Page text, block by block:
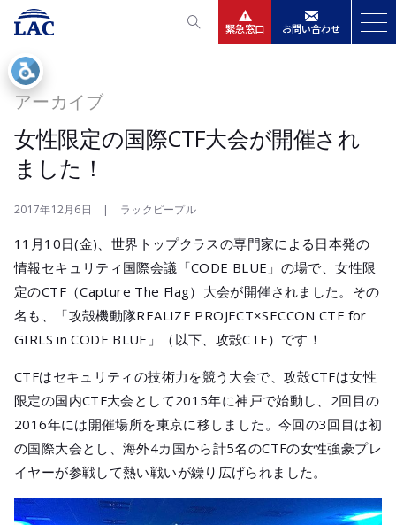
緊急窓口 お問い合わせ
採用
メールマガ
公式SNS
アーカイブ
女性限定の国際CTF大会が開催され
ました！
2017年12月6日 | ラックピープル
11月10日(金)、世界トップクラスの専門家による日本発の
情報セキュリティ国際会議「CODE BLUE」の場で、女性限
定のCTF（Capture The Flag）大会が開催されました。その
名も、「攻殻機動隊REALIZE PROJECT×SECCON CTF for
GIRLS in CODE BLUE」（以下、攻殻CTF）です！
CTFはセキュリティの技術力を競う大会で、攻殻CTFは女性
限定の国内CTF大会として2015年に神戸で始動し、2回目の
2016年には開催場所を東京に移しました。今回の3回目は初
の国際大会とし、海外4カ国から計5名のCTFの女性強豪プレ
イヤーが参戦して熱い戦いが繰り広げられました。